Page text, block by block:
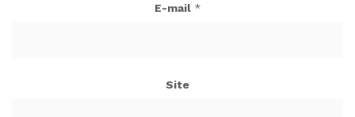
E-mail *
Site